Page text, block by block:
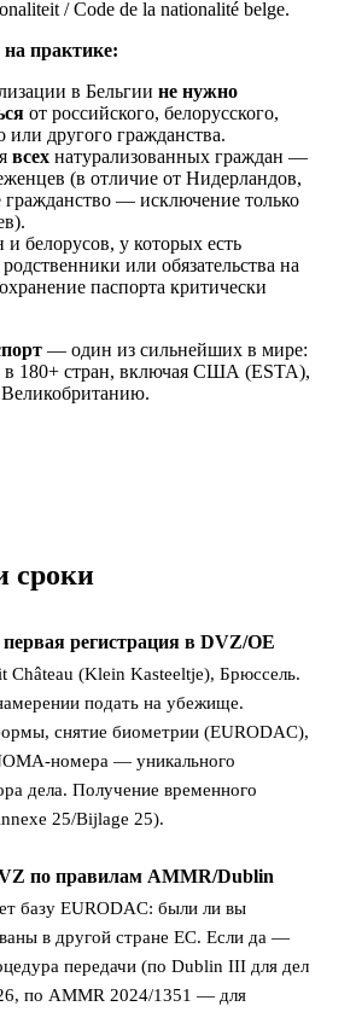
/ Code de la nationalité belge.
на практике:
в Бельгии не нужно
от российского, белорусского,
или другого гражданства.
всех натурализованных граждан —
(в отличие от Нидерландов,
гражданство — исключение только
и белорусов, у которых есть
или обязательства на
паспорта критически
— один из сильнейших в мире:
в 180+ стран, включая США (ESTA),
сроки
регистрация в DVZ/OE
Château (Klein Kasteeltje), Брюссель.
подать на убежище.
снятие биометрии (EURODAC),
номера — уникального
дела. Получение временного
25/Bijlage 25).
по правилам AMMR/Dublin
базу EURODAC: были ли вы
в другой стране ЕС. Если да —
передачи (по Dublin III для дел
по AMMR 2024/1351 — для